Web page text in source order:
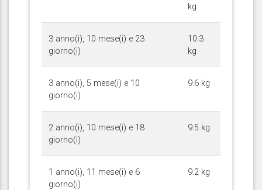
kg
3 anno(i), 10 mese(i) e 23
giorno(i)
10.3
kg
3 anno(i), 5 mese(i) e 10
giorno(i)
9.6 kg
2 anno(i), 10 mese(i) e 18
giorno(i)
9.5 kg
1 anno(i), 11 mese(i) e 6
giorno(i)
9.2 kg